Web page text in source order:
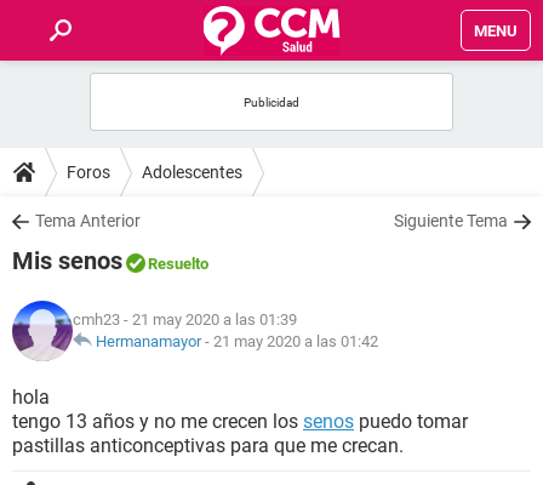
MENU
FOROS
SALUD
NUTRICIÓN
BIENESTAR
Foros Adolescentes
Tema Anterior Siguiente Tema
Mis senos Resuelto
cmh23 - 21 may 2020 a las 01:39
Hermanamayor- 21 may 2020 a las 01:42
hola
tengo 13 años y no me crecen los senos puedo tomar
pastillas anticonceptivas para que me crecan.